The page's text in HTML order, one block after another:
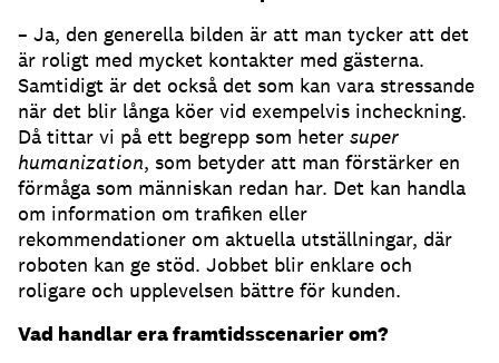
– Ja, den generella bilden är att man tycker att det
är roligt med mycket kontakter med gästerna.
Samtidigt är det också det som kan vara stressande
när det blir långa köer vid exempelvis incheckning.
Då tittar vi på ett begrepp som heter super
humanization, som betyder att man förstärker en
förmåga som människan redan har. Det kan handla
om information om trafiken eller
rekommendationer om aktuella utställningar, där
roboten kan ge stöd. Jobbet blir enklare och
roligare och upplevelsen bättre för kunden.
Vad handlar era framtidsscenarier om?